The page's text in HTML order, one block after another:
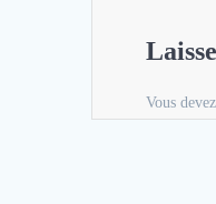
Vous